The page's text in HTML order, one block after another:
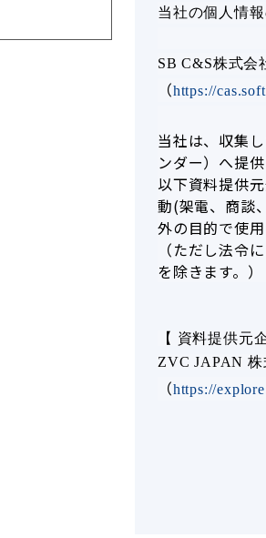
当社の個人情
SB C&S株式
（https://
当社は、収集
ンダー）へ提供
以下資料提供
動(架電、商談
外の目的で使
（ただし法令
を除きます。）
【 資料提供元
ZVC JAPAN
（https://